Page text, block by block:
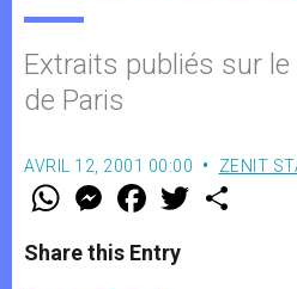
Extraits publiés sur
de Paris
AVRIL 12, 2001 00:00 ZENIT
W
t
s
M
e
s
e
F
a
e
b
w
Share this Entry